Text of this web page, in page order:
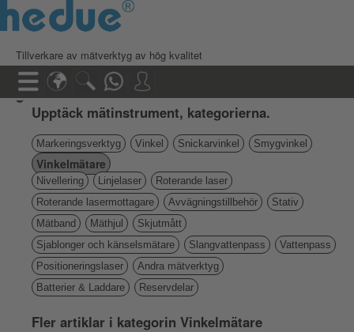
Tillverkare av mätverktyg av hög kvalitet
Upptäck mätinstrument, kategorierna.
Markeringsverktyg Vinkel Snickarvinkel Smygvinkel
Vinkelmätare
Nivellering Linjelaser
Roterande laser
Roterande lasermottagare
Avvägningstillbehör
Stativ
Mätband
Mäthjul
Skjutmått
Sjablonger och känselsmätare
Slangvattenpass
Vattenpass
Positioneringslaser
Andra mätverktyg
Batterier & Laddare
Reservdelar
Fler artiklar i kategorin Vinkelmätare